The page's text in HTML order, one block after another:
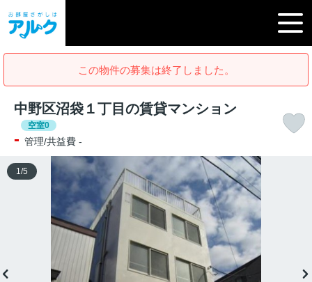
この物件の募集は終了しました。
中野区沼袋１丁目の賃貸マンション
空室0
- 管理/共益費 -
1 /5